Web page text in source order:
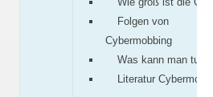
Folgen von
Cybermobbing
Was kann man tun?
Literatur